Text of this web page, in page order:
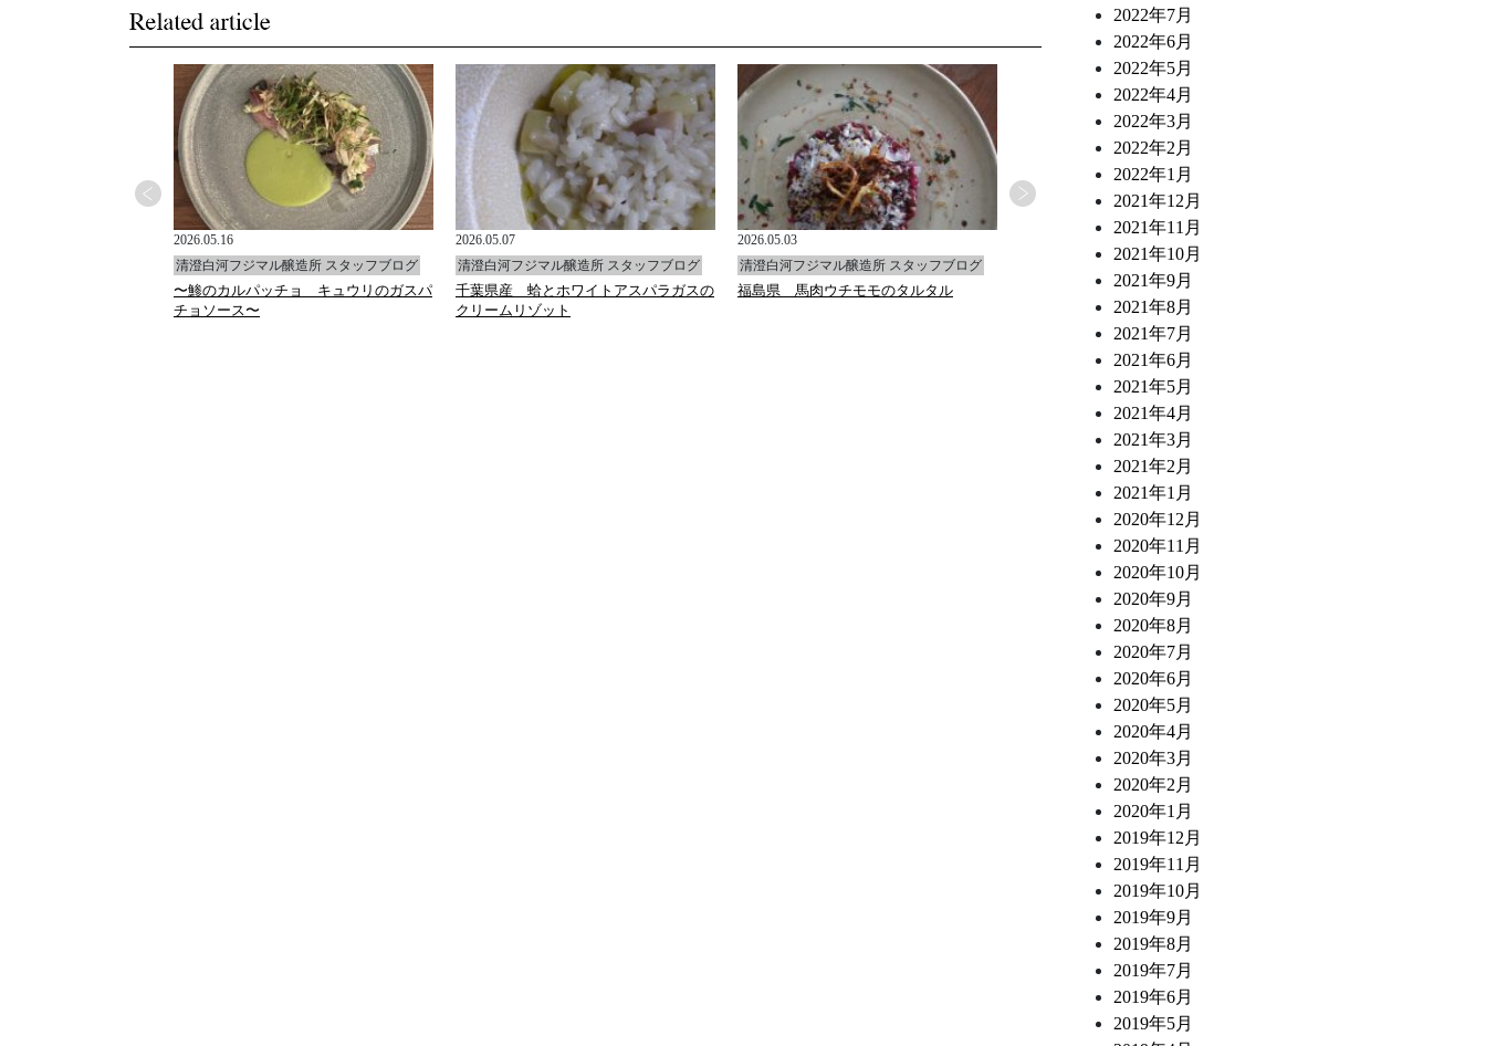
2026.05.16
清澄白河フジマル醸造所 スタッフブログ
〜鯵のカルパッチョ キュウリのガスパ
チョソース〜
2026.05.07
清澄白河フジマル醸造所 スタッフブログ
千葉県産 蛤とホワイトアスパラガスの
クリームリゾット
2026.05.03
清澄白河フジマル醸造所 スタッフブログ
福島県 馬肉ウチモモのタルタル
清澄白河フジマル醸造所 スタッフブログ
いちごとレモンのカッサータ
2022年7月
2022年6月
2022年5月
2022年4月
2022年3月
2022年2月
2022年1月
2021年12月
2021年11月
2021年10月
2021年9月
2021年8月
2021年7月
2021年6月
2021年5月
2021年4月
2021年3月
2021年2月
2021年1月
2020年12月
2020年11月
2020年10月
2020年9月
2020年8月
2020年7月
2020年6月
2020年5月
2020年4月
2020年3月
2020年2月
2020年1月
2019年12月
2019年11月
2019年10月
2019年9月
2019年8月
2019年7月
2019年6月
2019年5月